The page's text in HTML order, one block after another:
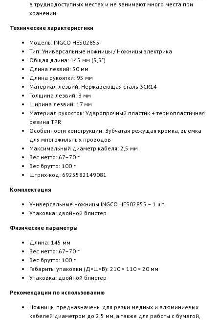
в труднодоступных местах и не занимают много места при
хранении.
Технические характеристики
Модель: INGCO HES02855
Тип: Универсальные ножницы / Ножницы электрика
Общая длина: 145 мм (5,5")
Длина лезвий: 50 мм
Длина рукоятки: 95 мм
Материал лезвий: Нержавеющая сталь 3CR14
Толщина лезвий: 3 мм
Ширина лезвий: 17 мм
Материал рукояток: Ударопрочный пластик + термопластичная
резина TPR
Особенности конструкции: Зубчатая режущая кромка, выемка
для многожильных проводов
Максимальный диаметр кабеля: 2,5 мм
Вес нетто: 67–70 г
Вес брутто: 100 г
Штрих-код: 6925582149081
Комплектация
Универсальные ножницы INGCO HES02855 – 1 шт.
Упаковка: двойной блистер
Физические параметры
Длина: 145 мм
Вес нетто: 67–70 г
Вес брутто: 100 г
Габариты упаковки (Д×Ш×В): 210 × 110 × 20 мм
Упаковка: двойной блистер
Рекомендации по использованию
Ножницы предназначены для резки медных и алюминиевых
кабелей диаметром до 2,5 мм, а также для работы с бумагой,